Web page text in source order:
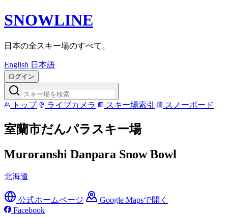
SNOWLINE
日本の全スキー場のすべて。
English 日本語
ログイン
トップ ライブカメラ スキー場索引 スノーボード
室蘭市だんパラスキー場
Muroranshi Danpara Snow Bowl
北海道
公式ホームページ
Google Mapsで開く
Facebook